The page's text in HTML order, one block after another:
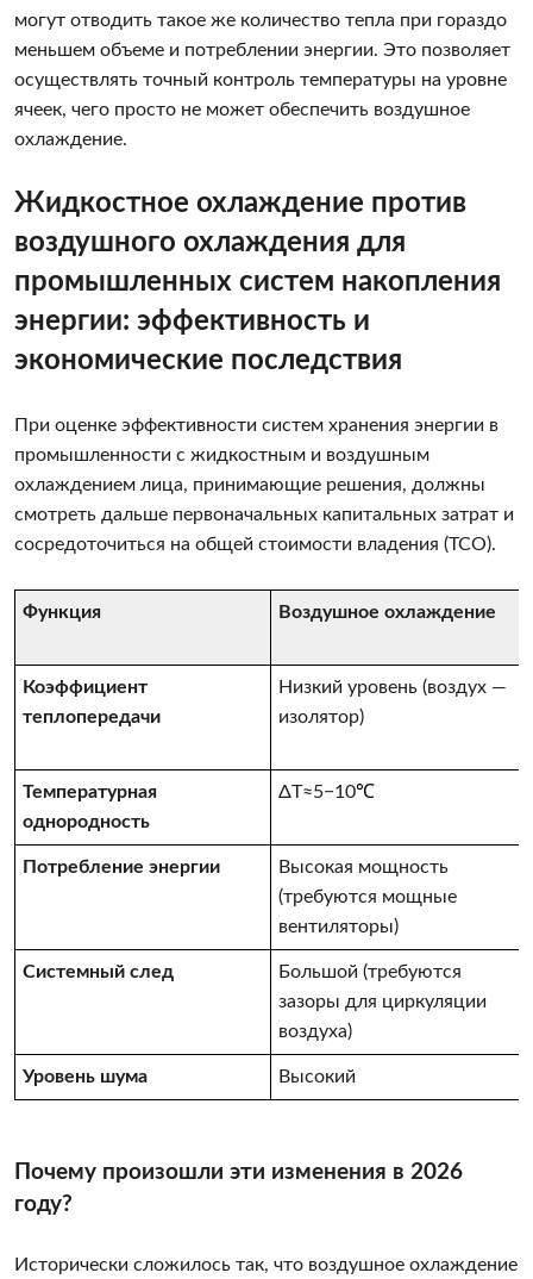
могут отводить такое же количество тепла при гораздо
меньшем объеме и потреблении энергии. Это позволяет
осуществлять точный контроль температуры на уровне
ячеек, чего просто не может обеспечить воздушное
охлаждение.
Жидкостное охлаждение против
воздушного охлаждения для
промышленных систем накопления
энергии: эффективность и
экономические последствия
При оценке эффективности систем хранения энергии в
промышленности с жидкостным и воздушным
охлаждением лица, принимающие решения, должны
смотреть дальше первоначальных капитальных затрат и
сосредоточиться на общей стоимости владения (TCO).
Функция Воздушное охлаждение
Коэффициент
теплопередачи
Низкий уровень (воздух —
изолятор)
Температурная
однородность
ΔT≈5−10℃
Потребление энергии
Высокая мощность
(требуются мощные
вентиляторы)
Системный след
Большой (требуются
зазоры для циркуляции
воздуха)
Уровень шума Высокий
Почему произошли эти изменения в 2026
году?
Исторически сложилось так, что воздушное охлаждение